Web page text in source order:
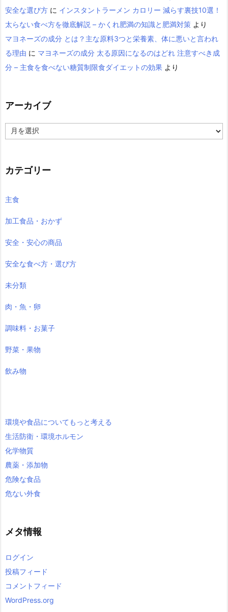
安全な選び方 に インスタントラーメン カロリー 減らす裏技10選！
太らない食べ方を徹底解説 – かくれ肥満の知識と肥満対策 より
マヨネーズの成分 とは？主な原料3つと栄養素、体に悪いと言われ
る理由 に マヨネーズの成分 太る原因になるのはどれ 注意すべき成
分 – 主食を食べない糖質制限食ダイエットの効果 より
アーカイブ
ー
ブ
カテゴリー
主食
加工食品・おかず
安全・安心の商品
安全な食べ方・選び方
未分類
肉・魚・卵
調味料・お菓子
野菜・果物
飲み物
環境や食品についてもっと考える
生活防衛・環境ホルモン
化学物質
農薬・添加物
危険な食品
危ない外食
メタ情報
ログイン
投稿フィード
コメントフィード
WordPress.org